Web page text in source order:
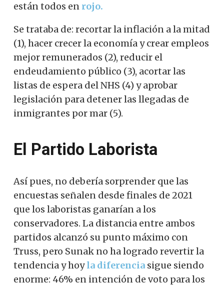
están todos en rojo.
Se trataba de: recortar la inflación a la mitad
(1), hacer crecer la economía y crear empleos
mejor remunerados (2), reducir el
endeudamiento público (3), acortar las
listas de espera del NHS (4) y aprobar
legislación para detener las llegadas de
inmigrantes por mar (5).
El Partido Laborista
Así pues, no debería sorprender que las
encuestas señalen desde finales de 2021
que los laboristas ganarían a los
conservadores. La distancia entre ambos
partidos alcanzó su punto máximo con
Truss, pero Sunak no ha logrado revertir la
tendencia y hoyla diferencia sigue siendo
enorme: 46% en intención de voto para los